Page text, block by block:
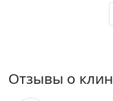
Отзывы о